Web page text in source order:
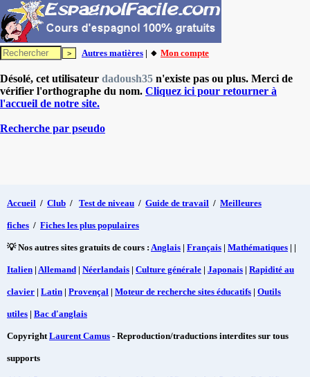
Autres matières | 🔸 Mon compte
Désolé, cet utilisateur dadoush35 n'existe pas ou plus. Merci de
vérifier l'orthographe du nom. Cliquez ici pour retourner à
l'accueil de notre site.
Recherche par pseudo
Accueil / Club / Test de niveau / Guide de travail / Meilleures
fiches / Fiches les plus populaires
💡 Nos autres sites gratuits de cours : Anglais | Français | Mathématiques | |
Italien | Allemand | Néerlandais | Culture générale | Japonais | Rapidité au
clavier | Latin | Provençal | Moteur de recherche sites éducatifs | Outils
utiles | Bac d'anglais
CopyrightLaurent Camus - Reproduction/traductions interdites sur tous
supports